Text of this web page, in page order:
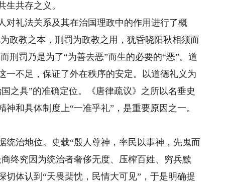
共存之义。
礼法关系及其在治国理政中的作用进行了概
政教之本，刑罚为政教之用，犹昏晓阳秋相须而
刑罚乃是为了“为善去恶”而生的必要的“恶”。道
一不足，保证了外在秩序的安定。以道德礼义为
之具”的准确定位。《唐律疏议》之所以名垂史
和具体制度上“一准乎礼”，是重要原因之一。
治地位。史载“殷人尊神，率民以事神，先鬼而
终究因为统治者奢侈无度、压榨百姓、穷兵黩
体认到“天畏棐忱，民情大可见”，于是明确提